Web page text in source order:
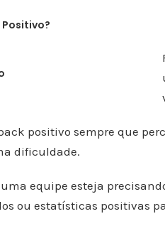
positivo sempre que
dificuldade.
equipe esteja
ou estatísticas positivas